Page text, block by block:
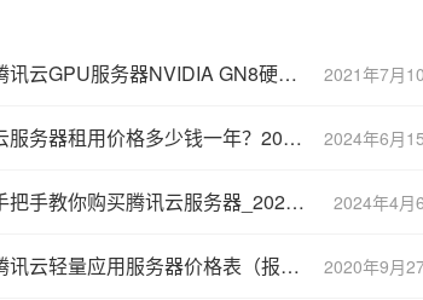
2021年7月
腾讯云GPU服务器NVIDIA GN8硬件参数及收费标准
2024年6月
云服务器租用价格多少钱一年？2024年最新阿里腾讯京东华为云
2024年4月
手把手教你购买腾讯云服务器_2024腾讯云服务器购买流程
2020年9月
腾讯云轻量应用服务器价格表（报价大全）